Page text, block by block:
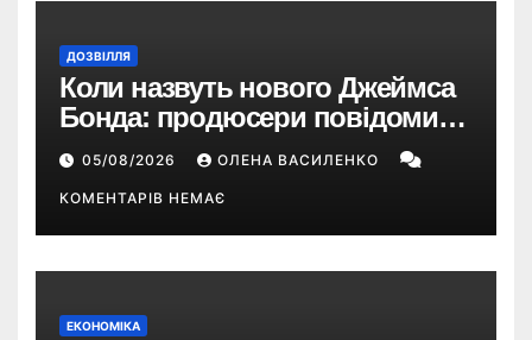
ДОЗВІЛЛЯ
Коли назвуть нового Джеймса
Бонда: продюсери повідомили
про терміни кастингу
05/08/2026 ОЛЕНА ВАСИЛЕНКО
КОМЕНТАРІВ НЕМАЄ
ЕКОНОМІКА